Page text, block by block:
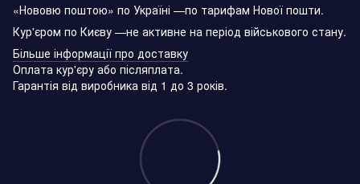
«Нововю поштою» по Україні —по тарифам Нової пошти.
Кур'єром по Києву —не активне на період військового стану.
Більше інформації про доставку
Оплата кур'єру або післяплата.
Гарантія від виробника від 1 до 3 років.